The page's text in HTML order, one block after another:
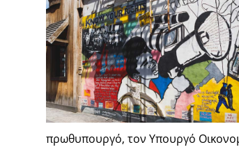
πρωθυπουργό, τον Υπουργό